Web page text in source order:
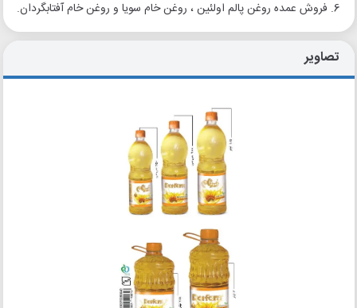
6. فروش عمده روغن پالم اولئین ، روغن خام سویا و روغن خام آفتابگردان.
تصاویر